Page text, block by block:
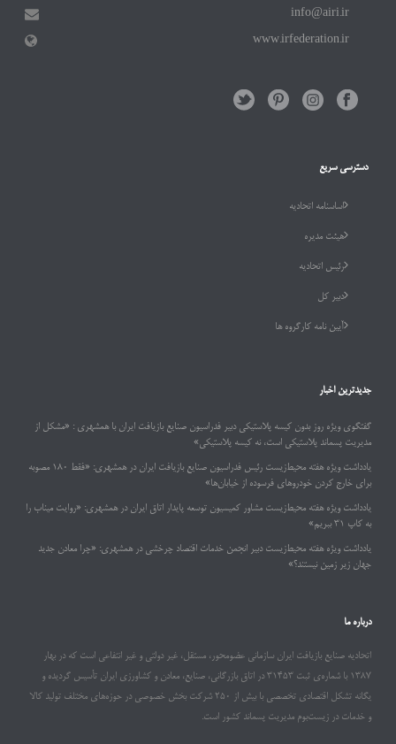
info@airi.ir
www.irfederation.ir
دسترسی سریع
اساسنامه اتحادیه
هیئت مدیره
رئیس اتحادیه
دبیر کل
آیین نامه کارگروه ها
جدیدترین اخبار
گفتگوی ویژه روز بدون کیسه پلاستیکی دبیر فدراسیون صنایع بازیافت ایران با همشهری : «مشکل از
مدیریت پسماند پلاستیکی است، نه کیسه پلاستیکی»
یادداشت ویژه هفته محیط‌زیست رئیس فدراسیون صنایع بازیافت ایران در همشهری: «فقط ۱۸۰ مصوبه
برای خارج کردن خودروهای فرسوده از خیابان‌ها»
یادداشت ویژه هفته محیط‌زیست مشاور کمیسیون توسعه پایدار اتاق ایران در همشهری: «روایت میناب را
به کاپ ۳۱ ببریم»
یادداشت ویژه هفته محیط‌زیست دبیر انجمن خدمات اقتصاد چرخشی در همشهری: «چرا معادن جدید
جهان زیر زمین نیستند؟»
درباره ما
اتحادیه صنایع بازیافت ایران سازمانی عضومحور، مستقل، غیر دولتی و غیر انتفاعی است که در بهار
۱۳۸۷ با شماره‌ی ثبت ۳۱۴۵۳ در اتاق بازرگانی، صنایع، معادن و کشاورزی ایران تأسیس گردیده و
یگانه تشکل اقتصادی تخصصی با بیش از ۲۵۰ شرکت بخش خصوصی در حوزه‌های مختلف تولید کالا
و خدمات در زیست‌بوم مدیریت پسماند کشور است.